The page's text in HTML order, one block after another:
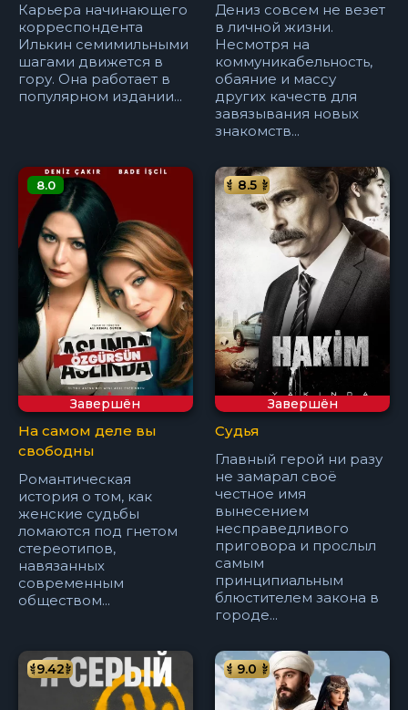
Карьера начинающего
корреспондента
Илькин семимильными
шагами движется в
гору. Она работает в
популярном издании...
Дениз совсем не везет
в личной жизни.
Несмотря на
коммуникабельность,
обаяние и массу
других качеств для
завязывания новых
знакомств...
Завершён
8.0
На самом деле вы
свободны
Романтическая
история о том, как
женские судьбы
ломаются под гнетом
стереотипов,
навязанных
современным
обществом...
Завершён
8.5
Судья
Главный герой ни разу
не замарал своё
честное имя
вынесением
несправедливого
приговора и прослыл
самым
принципиальным
блюстителем закона в
городе...
9.42 9.0